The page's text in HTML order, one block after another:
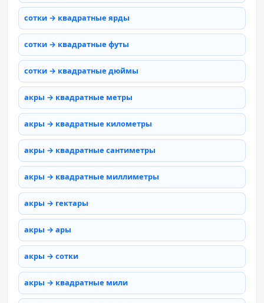
сотки → квадратные ярды
сотки → квадратные футы
сотки → квадратные дюймы
акры → квадратные метры
акры → квадратные километры
акры → квадратные сантиметры
акры → квадратные миллиметры
акры → гектары
акры → ары
акры → сотки
акры → квадратные мили